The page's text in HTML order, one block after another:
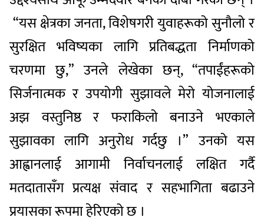
“यस क्षेत्रका जनता, विशेषगरी युवाहरूको सुनौलो र
सुरक्षित भविष्यका लागि प्रतिबद्धता निर्माणको
चरणमा छु,” उनले लेखेका छन्, “तपाईंहरूको
सिर्जनात्मक र उपयोगी सुझावले मेरो योजनालाई
अझ वस्तुनिष्ठ र फराकिलो बनाउने भएकाले
सुझावका लागि अनुरोध गर्दछु ।” उनको यस
आह्वानलाई आगामी निर्वाचनलाई लक्षित गर्दै
मतदातासँग प्रत्यक्ष संवाद र सहभागिता बढाउने
प्रयासका रूपमा हेरिएको छ ।